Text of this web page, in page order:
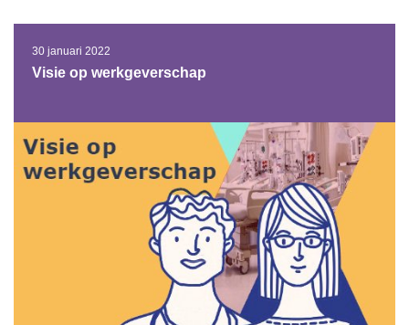
30 januari 2022
Visie op werkgeverschap